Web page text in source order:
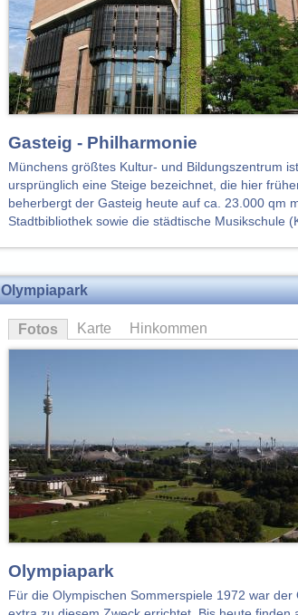
Gasteig - Philharmonie
Münchens größtes Kultur- und Bildungszentrum
ursprünglich eine Steige bezeichnet, die hier
beherbergt der Gasteig heute auf ca. 23.000 qm
Stadtbibliothek sowie die städtische Musikschule
Olympiapark
Olympiapark
Für die Olympischen Sommerspiele 1972 war
Fotos Karte Hinkommen